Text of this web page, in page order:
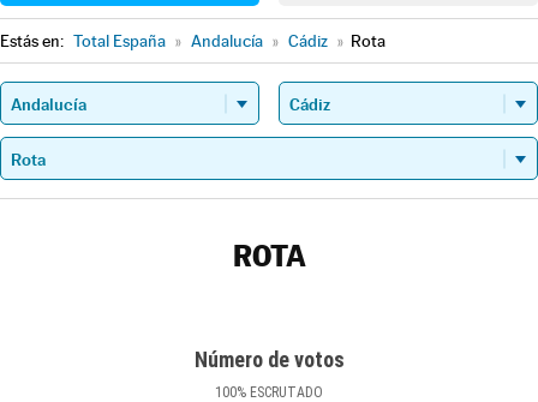
Estás en: Total España » Andalucía » Cádiz » Rota
ROTA
Número de votos
100% ESCRUTADO